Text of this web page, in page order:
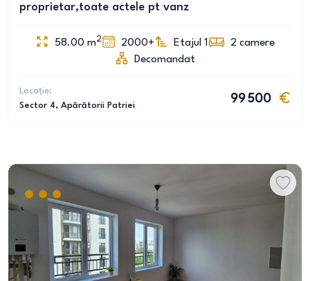
proprietar,toate actele pt vanz
58.00 m2 2000+ Etajul 1 2 camere
Decomandat
Locație:
Sector 4, Apărătorii Patriei
99 500